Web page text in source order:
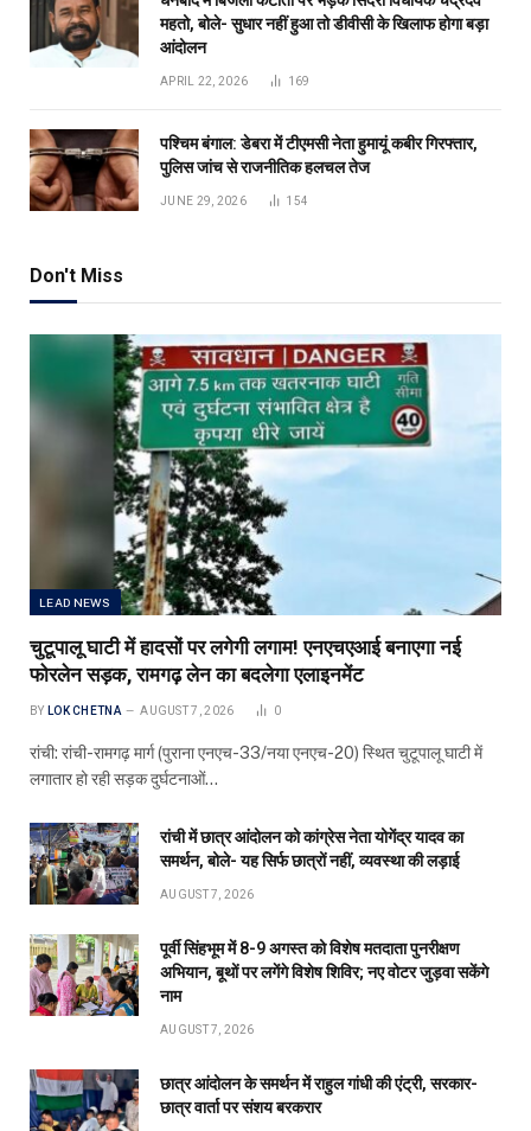
महतो, बोले- सुधार नहीं हुआ तो डीवीसी के खिलाफ होगा बड़ा
आंदोलन
APRIL 22, 2026 169
पश्चिम बंगाल: डेबरा में टीएमसी नेता हुमायूं कबीर गिरफ्तार,
पुलिस जांच से राजनीतिक हलचल तेज
JUNE 29, 2026 154
Don't Miss
LEAD NEWS
चुटूपालू घाटी में हादसों पर लगेगी लगाम! एनएचएआई बनाएगा नई
फोरलेन सड़क, रामगढ़ लेन का बदलेगा एलाइनमेंट
BY LOK CHETNA AUGUST 7, 2026 0
रांची: रांची-रामगढ़ मार्ग (पुराना एनएच-33/नया एनएच-20) स्थित चुटूपालू घाटी में
लगातार हो रही सड़क दुर्घटनाओं…
रांची में छात्र आंदोलन को कांग्रेस नेता योगेंद्र यादव का
समर्थन, बोले- यह सिर्फ छात्रों नहीं, व्यवस्था की लड़ाई
AUGUST 7, 2026
पूर्वी सिंहभूम में 8-9 अगस्त को विशेष मतदाता पुनरीक्षण
अभियान, बूथों पर लगेंगे विशेष शिविर; नए वोटर जुड़वा सकेंगे
नाम
AUGUST 7, 2026
छात्र आंदोलन के समर्थन में राहुल गांधी की एंट्री, सरकार-
छात्र वार्ता पर संशय बरकरार